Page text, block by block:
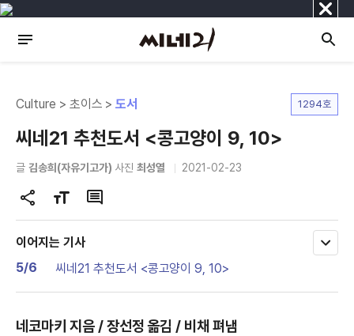
닫
기
Culture > 초이스 >도서 1294호
씨네21 추천도서 <콩고양이 9, 10>
글 김송희(자유기고가) 사진최성열 2021-02-23
공
유
하
글
자
크
변
경
댓
글
이어지는 기사
5/6
씨네21 추천도서 <콩고양이 9, 10>
모
네코마키 지음 / 장선정 옮김 / 비채 펴냄